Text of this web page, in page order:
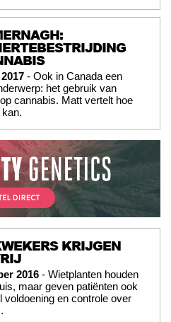
- Ook in Canada een
het gebruik van
cannabis. Matt vertelt hoe
KRIJGEN
2016 - Wietplanten houden
maar geven patiënten ook
voldoening en controle over